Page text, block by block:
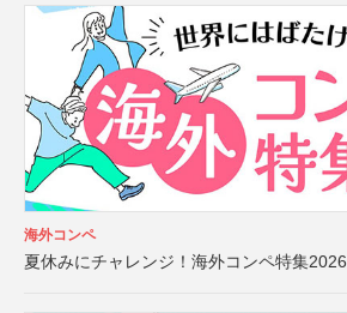
海外コンペ
夏休みにチャレンジ！海外コンペ特集2026